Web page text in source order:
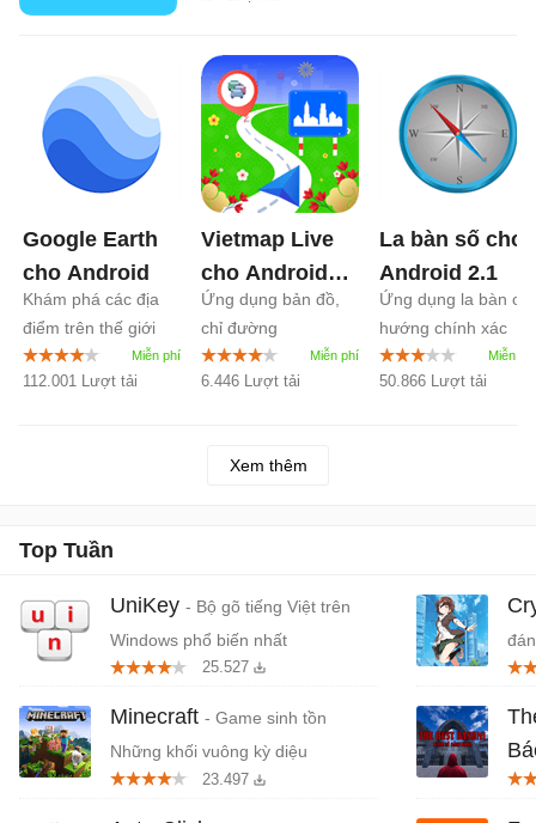
Google Earth
cho Android
Khám phá các địa
điểm trên thế giới
bằng hình ảnh vệ
tinh chính xác
112.001 Lượt tải
Vietmap Live
cho Android
3.3
Ứng dụng bản đồ,
chỉ đường
6.446 Lượt tải
La bàn số cho
Android 2.1
Ứng dụng la bàn chỉ
hướng chính xác
trên di động
50.866 Lượt tải
Xem thêm
Top Tuần
UniKey - Bộ gõ tiếng Việt trên
Windows phổ biến nhất
25.527
Minecraft - Game sinh tồn
Những khối vuông kỳ diệu
23.497